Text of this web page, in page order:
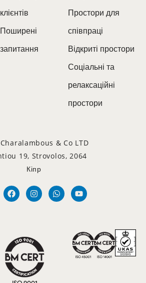
клієнтів
Поширені
запитання
Простори для
співпраці
Відкриті простори
Соціальні та
релаксаційні
простори
& Co LTD
19, Strovolos, 2064
Кіпр